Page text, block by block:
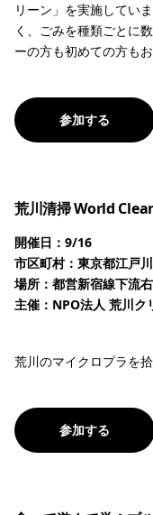
リーン」を実施してい
く、ごみを種類ごとに
ーの方も初めての方も
参加する
荒川清掃 World
開催日：9/16
市区町村：東京都江戸
場所：都営新宿線下流
主催：NPO法人 荒川ク
荒川のマイクロプラを
参加する